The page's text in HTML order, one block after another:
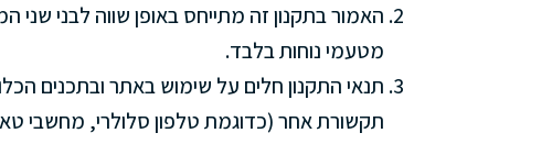
האמור בתקנון זה מתייחס באופן שווה לבני שני
מטעמי נוחות בלבד.
תנאי התקנון חלים על שימוש באתר ובתכנים
תקשורת אחר (כדוגמת טלפון סלולרי, מחשבי